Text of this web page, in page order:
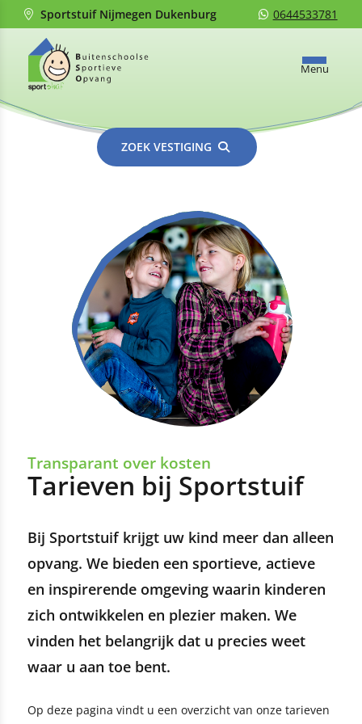
Sportstuif Nijmegen Dukenburg 0644533781
Menu
ZOEK VESTIGING
Transparant over kosten
Tarieven bij Sportstuif
Bij Sportstuif krijgt uw kind meer dan alleen
opvang. We bieden een sportieve, actieve
en inspirerende omgeving waarin kinderen
zich ontwikkelen en plezier maken. We
vinden het belangrijk dat u precies weet
waar u aan toe bent.
Op deze pagina vindt u een overzicht van onze tarieven